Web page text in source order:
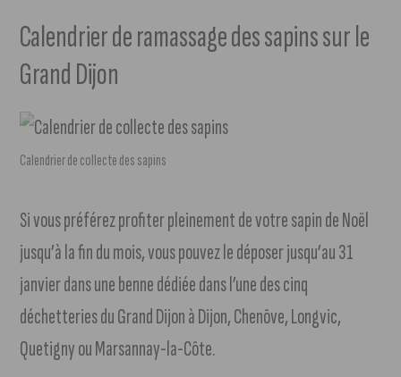
Calendrier de ramassage des sapins sur le
Grand Dijon
Calendrier de collecte des sapins
Si vous préférez profiter pleinement de votre sapin de Noël
jusqu’à la fin du mois, vous pouvez le déposer jusqu’au 31
janvier dans une benne dédiée dans l’une des cinq
déchetteries du Grand Dijon à Dijon, Chenôve, Longvic,
Quetigny ou Marsannay-la-Côte.